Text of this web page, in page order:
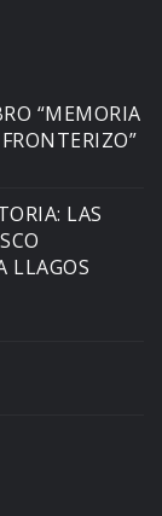
“MEMORIA
LAS
LLAGOS